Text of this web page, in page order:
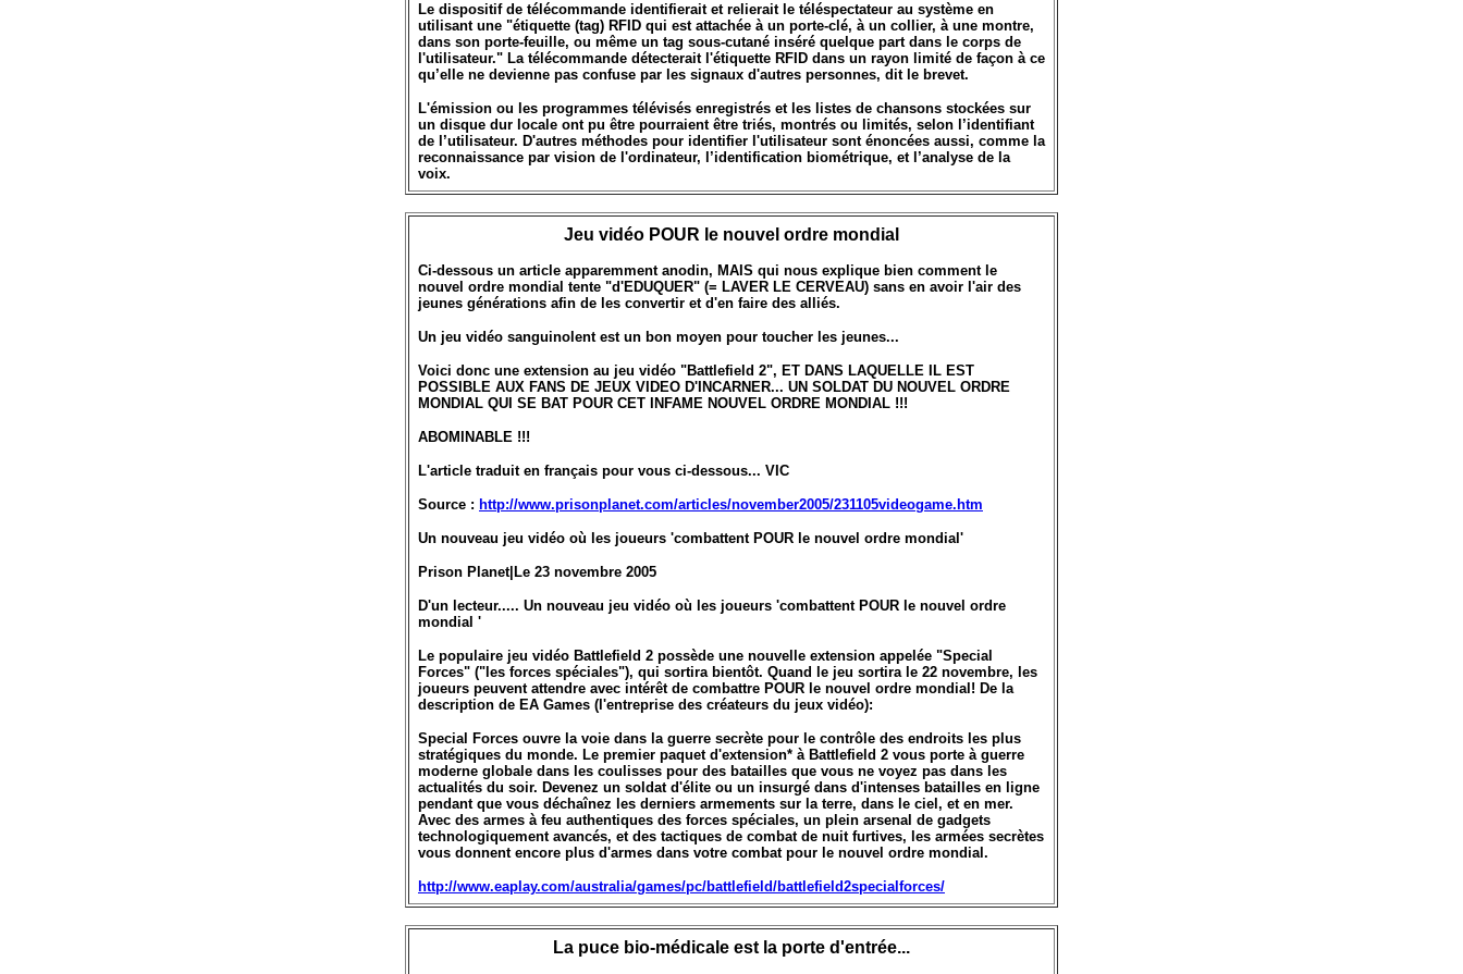
Le dispositif de télécommande identifierait et relierait le téléspectateur au système en
utilisant une "étiquette (tag) RFID qui est attachée à un porte-clé, à un collier, à une montre,
dans son porte-feuille, ou même un tag sous-cutané inséré quelque part dans le corps de
l'utilisateur." La télécommande détecterait l'étiquette RFID dans un rayon limité de façon à ce
qu’elle ne devienne pas confuse par les signaux d'autres personnes, dit le brevet.
L'émission ou les programmes télévisés enregistrés et les listes de chansons stockées sur
un disque dur locale ont pu être pourraient être triés, montrés ou limités, selon l’identifiant
de l’utilisateur. D'autres méthodes pour identifier l'utilisateur sont énoncées aussi, comme la
reconnaissance par vision de l'ordinateur, l’identification biométrique, et l’analyse de la
voix.
Jeu vidéo POUR le nouvel ordre mondial
Ci-dessous un article apparemment anodin, MAIS qui nous explique bien comment le
nouvel ordre mondial tente "d'EDUQUER" (= LAVER LE CERVEAU) sans en avoir l'air des
jeunes générations afin de les convertir et d'en faire des alliés.
Un jeu vidéo sanguinolent est un bon moyen pour toucher les jeunes...
Voici donc une extension au jeu vidéo "Battlefield 2", ET DANS LAQUELLE IL EST
POSSIBLE AUX FANS DE JEUX VIDEO D'INCARNER... UN SOLDAT DU NOUVEL ORDRE
MONDIAL QUI SE BAT POUR CET INFAME NOUVEL ORDRE MONDIAL !!!
ABOMINABLE !!!
L'article traduit en français pour vous ci-dessous... VIC
Source : http://www.prisonplanet.com/articles/november2005/231105videogame.htm
Un nouveau jeu vidéo où les joueurs 'combattent POUR le nouvel ordre mondial'
Prison Planet|Le 23 novembre 2005
D'un lecteur..... Un nouveau jeu vidéo où les joueurs 'combattent POUR le nouvel ordre
mondial '
Le populaire jeu vidéo Battlefield 2 possède une nouvelle extension appelée "Special
Forces" ("les forces spéciales"), qui sortira bientôt. Quand le jeu sortira le 22 novembre, les
joueurs peuvent attendre avec intérêt de combattre POUR le nouvel ordre mondial! De la
description de EA Games (l'entreprise des créateurs du jeux vidéo):
Special Forces ouvre la voie dans la guerre secrète pour le contrôle des endroits les plus
stratégiques du monde. Le premier paquet d'extension* à Battlefield 2 vous porte à guerre
moderne globale dans les coulisses pour des batailles que vous ne voyez pas dans les
actualités du soir. Devenez un soldat d'élite ou un insurgé dans d'intenses batailles en ligne
pendant que vous déchaînez les derniers armements sur la terre, dans le ciel, et en mer.
Avec des armes à feu authentiques des forces spéciales, un plein arsenal de gadgets
technologiquement avancés, et des tactiques de combat de nuit furtives, les armées secrètes
vous donnent encore plus d'armes dans votre combat pour le nouvel ordre mondial.
http://www.eaplay.com/australia/games/pc/battlefield/battlefield2specialforces/
La puce bio-médicale est la porte d'entrée...